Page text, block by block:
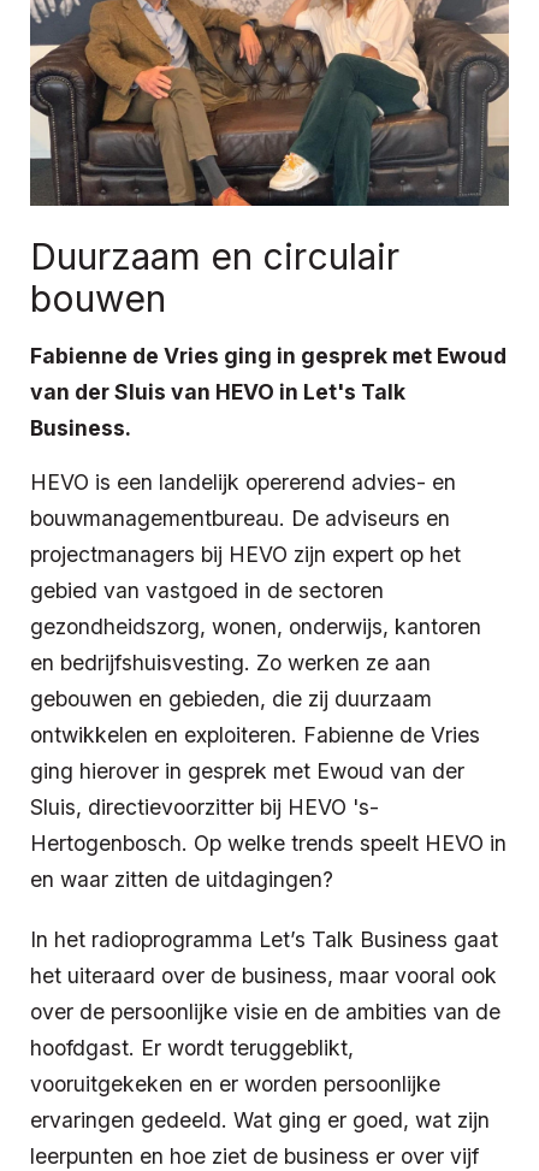
Duurzaam en circulair
bouwen
Fabienne de Vries ging in gesprek met Ewoud
van der Sluis van HEVO in Let's Talk
Business.
HEVO is een landelijk opererend advies- en
bouwmanagementbureau. De adviseurs en
projectmanagers bij HEVO zijn expert op het
gebied van vastgoed in de sectoren
gezondheidszorg, wonen, onderwijs, kantoren
en bedrijfshuisvesting. Zo werken ze aan
gebouwen en gebieden, die zij duurzaam
ontwikkelen en exploiteren. Fabienne de Vries
ging hierover in gesprek met Ewoud van der
Sluis, directievoorzitter bij HEVO 's-
Hertogenbosch. Op welke trends speelt HEVO in
en waar zitten de uitdagingen?
In het radioprogramma Let’s Talk Business gaat
het uiteraard over de business, maar vooral ook
over de persoonlijke visie en de ambities van de
hoofdgast. Er wordt teruggeblikt,
vooruitgekeken en er worden persoonlijke
ervaringen gedeeld. Wat ging er goed, wat zijn
leerpunten en hoe ziet de business er over vijf